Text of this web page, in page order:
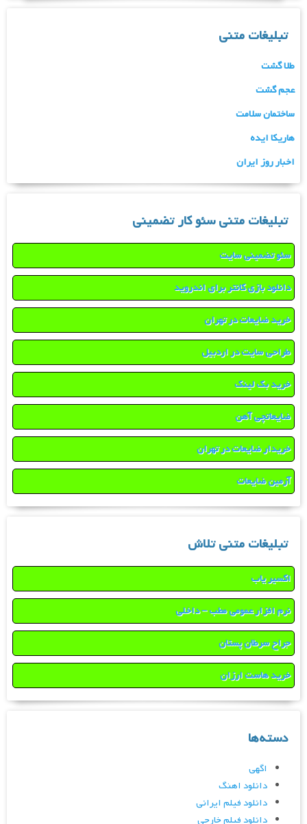
تبلیغات متنی
طلا گشت
عجم گشت
ساختمان سلامت
هاریکا ایده
اخبار روز ایران
تبلیغات متنی سئو کار تضمینی
سئو تضمینی سایت
دانلود بازی کانتر برای اندروید
خرید ضایعات در تهران
طراحی سایت در اردبیل
خرید بک لینک
ضایعاتچی آهن
خریدار ضایعات در تهران
آرمین ضایعات
تبلیغات متنی تلاش
اکسیر یاب
نرم افزار عمومی مطب – داخلی
جراح سرطان پستان
خرید هاست ارزان
دسته‌ها
اگهی
دانلود اهنگ
دانلود فیلم ایرانی
دانلود فیلم خارجی